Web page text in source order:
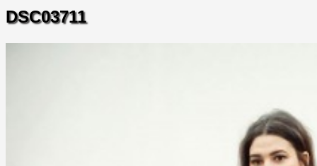
DSC03711